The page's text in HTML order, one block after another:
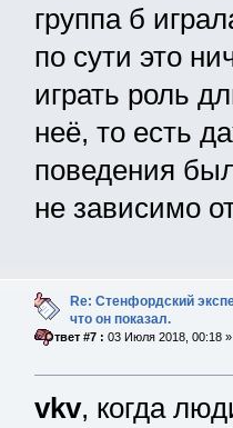
группа б
по сути это
играть роль
неё, то есть
поведения
не зависимо
Re: Стенфордский
что он показал.
«Ответ #7 : 03 Июля 2018, 00:18 »
vkv, когда